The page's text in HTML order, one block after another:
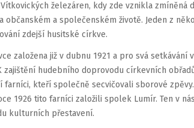
železáren, kdy zde vznikla zmíněná
občanském a společenském životě. Jeden z
zdejší husitské církve.
založena již v dubnu 1921 a pro svá
hudebního doprovodu církevních
farníci, kteří společně secvičovali sborové
1926 tito farníci založili spolek Lumír. Ten v
kulturních přestavení.